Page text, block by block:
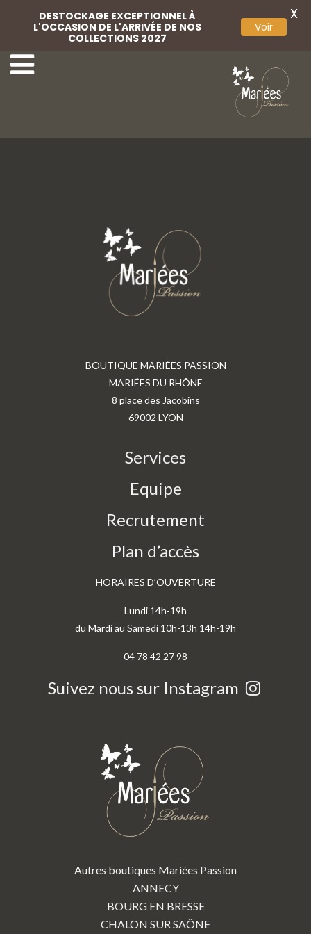
1-Rembo Styling
BOUTIQUE MARIÉES PASSION
MARIÉES DU RHÔNE
8 place des Jacobins
69002 LYON
Services
Equipe
Recrutement
Plan d’accès
HORAIRES D’OUVERTURE
Lundi 14h-19h
du Mardi au Samedi 10h-13h 14h-19h
04 78 42 27 98
Suivez nous sur Instagram
Autres boutiques Mariées Passion
ANNECY
BOURG EN BRESSE
CHALON SUR SAÔNE
DESTOCKAGE EXCEPTIONNEL À
L'OCCASION DE L'ARRIVÉE DE NOS
COLLECTIONS 2027
Voir
X